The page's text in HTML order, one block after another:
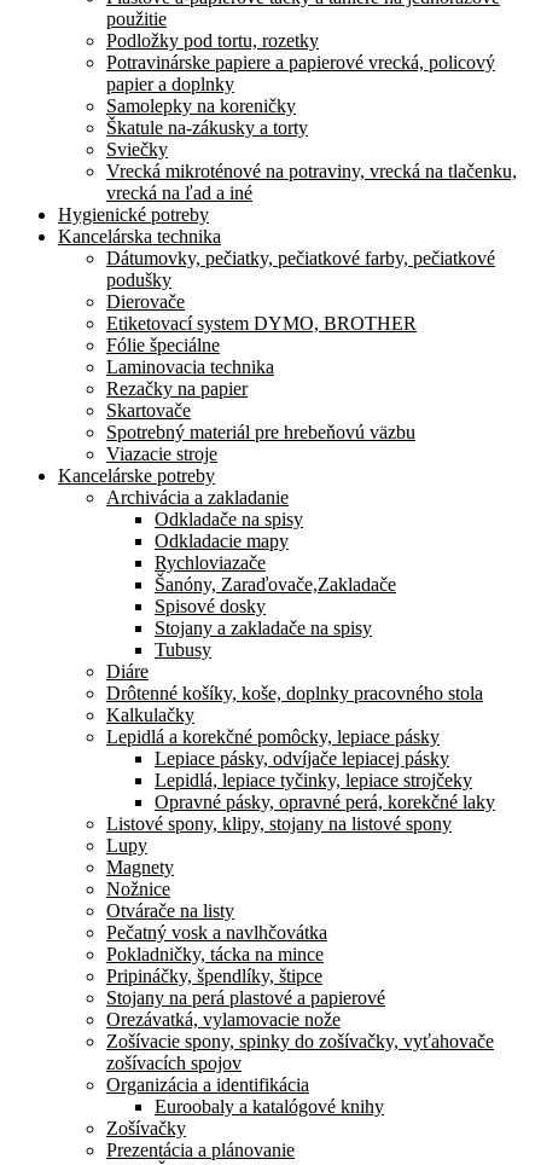
použitie
Podložky pod tortu, rozetky
Potravinárske papiere a papierové vrecká, policový
papier a doplnky
Samolepky na koreničky
Škatule na-zákusky a torty
Sviečky
Vrecká mikroténové na potraviny, vrecká na tlačenku,
vrecká na ľad a iné
Hygienické potreby
Kancelárska technika
Dátumovky, pečiatky, pečiatkové farby, pečiatkové
podušky
Dierovače
Etiketovací system DYMO, BROTHER
Fólie špeciálne
Laminovacia technika
Rezačky na papier
Skartovače
Spotrebný materiál pre hrebeňovú väzbu
Viazacie stroje
Kancelárske potreby
Archivácia a zakladanie
Odkladače na spisy
Odkladacie mapy
Rychloviazače
Šanóny, Zaraďovače,Zakladače
Spisové dosky
Stojany a zakladače na spisy
Tubusy
Diáre
Drôtenné košíky, koše, doplnky pracovného stola
Kalkulačky
Lepidlá a korekčné pomôcky, lepiace pásky
Lepiace pásky, odvíjače lepiacej pásky
Lepidlá, lepiace tyčinky, lepiace strojčeky
Opravné pásky, opravné perá, korekčné laky
Listové spony, klipy, stojany na listové spony
Lupy
Magnety
Nožnice
Otvárače na listy
Pečatný vosk a navlhčovátka
Pokladničky, tácka na mince
Pripináčky, špendlíky, štipce
Stojany na perá plastové a papierové
Orezávatká, vylamovacie nože
Zošívacie spony, spinky do zošívačky, vyťahovače
zošívacích spojov
Organizácia a identifikácia
Euroobaly a katalógové knihy
Zošívačky
Prezentácia a plánovanie